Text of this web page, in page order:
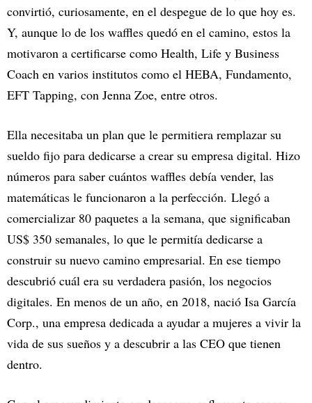
convirtió, curiosamente, en el despegue de lo que hoy es.
Y, aunque lo de los waffles quedó en el camino, estos la
motivaron a certificarse como Health, Life y Business
Coach en varios institutos como el HEBA, Fundamento,
EFT Tapping, con Jenna Zoe, entre otros.
Ella necesitaba un plan que le permitiera remplazar su
sueldo fijo para dedicarse a crear su empresa digital. Hizo
números para saber cuántos waffles debía vender, las
matemáticas le funcionaron a la perfección. Llegó a
comercializar 80 paquetes a la semana, que significaban
US$ 350 semanales, lo que le permitía dedicarse a
construir su nuevo camino empresarial. En ese tiempo
descubrió cuál era su verdadera pasión, los negocios
digitales. En menos de un año, en 2018, nació Isa García
Corp., una empresa dedicada a ayudar a mujeres a vivir la
vida de sus sueños y a descubrir a las CEO que tienen
dentro.